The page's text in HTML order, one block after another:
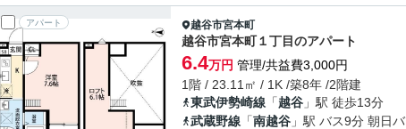
アパート 越谷市宮本町
越谷市宮本町１丁目のアパート
6.4万円 管理/共益費3,000円
1階 / 23.11㎡ / 1K /築8年 /2階建
東武伊勢崎線 「越谷 」駅 徒歩13分
武蔵野線 「南越谷 」駅 バス9分 朝日